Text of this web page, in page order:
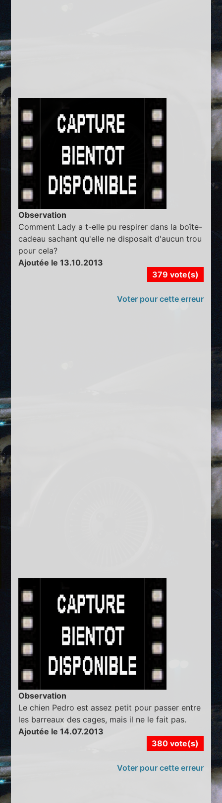
Observation
Comment Lady a t-elle pu respirer dans la boîte-
cadeau sachant qu'elle ne disposait d'aucun trou
pour cela?
Ajoutée le 13.10.2013
379 vote(s)
Voter pour cette erreur
Observation
Le chien Pedro est assez petit pour passer entre
les barreaux des cages, mais il ne le fait pas.
Ajoutée le 14.07.2013
380 vote(s)
Voter pour cette erreur